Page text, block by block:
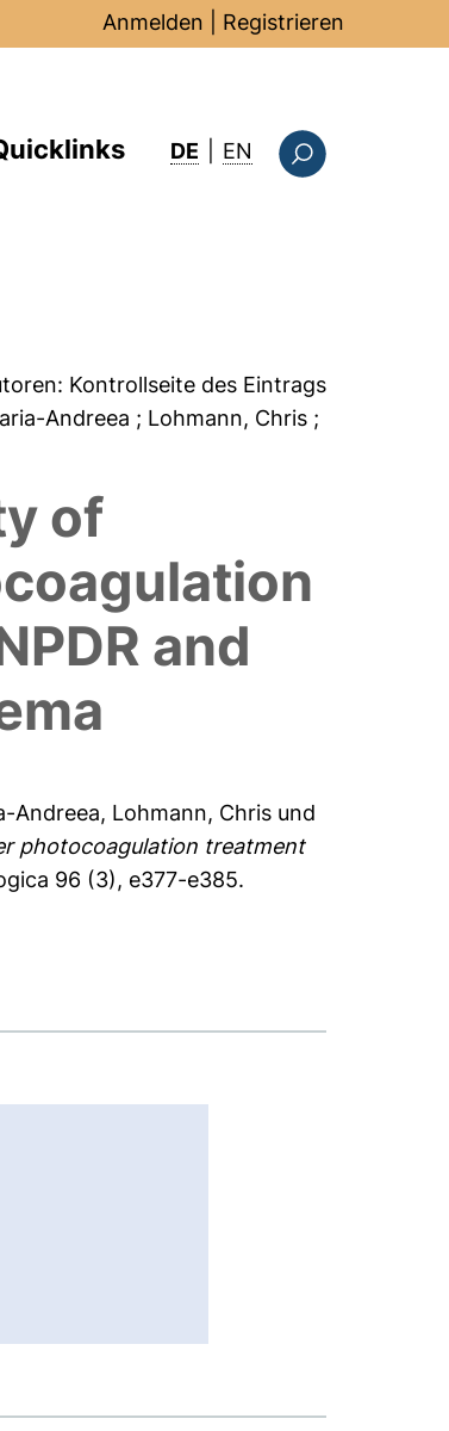
Anmelden Registrieren
DE EN : this page in
Kontrollseite des Eintrags
Andreea ; Lohmann, Chris ;
of
and
Andreea, Lohmann, Chris und
photocoagulation treatment
96 (3), e377-e385.